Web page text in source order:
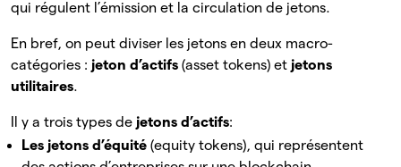
qui régulent l’émission et la circulation de jetons.
En bref, on peut diviser les jetons en deux macro-
catégories : jeton d’actifs (asset tokens) et jetons
utilitaires.
Il y a trois types de jetons d’actifs:
Les jetons d’équité (equity tokens), qui représentent